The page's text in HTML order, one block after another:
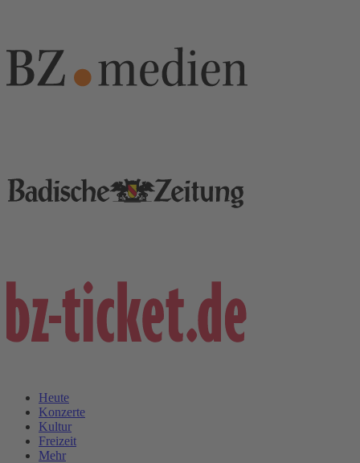
Heute
Konzerte
Kultur
Freizeit
Mehr